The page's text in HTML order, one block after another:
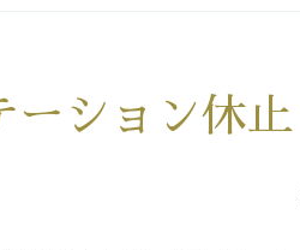
ーション休止